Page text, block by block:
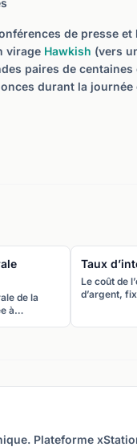
de presse
virage Hawkish (vers
paires de centaines
durant la journée
de la
à
Taux
Le coût de
d’argent,
Plateforme